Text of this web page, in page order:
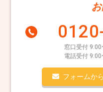
窓口受付 9:00
電話受付 9:00
フォームか